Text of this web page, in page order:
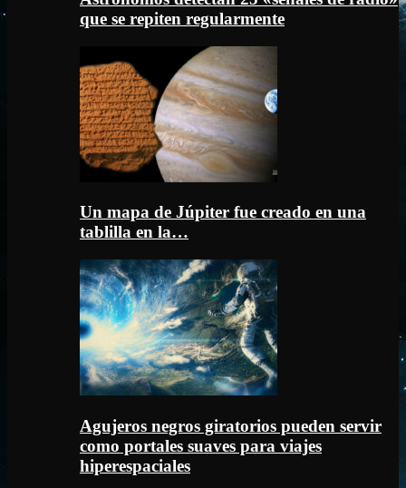
que se repiten regularmente
Un mapa de Júpiter fue creado en una
tablilla en la…
Agujeros negros giratorios pueden servir
como portales suaves para viajes
hiperespaciales